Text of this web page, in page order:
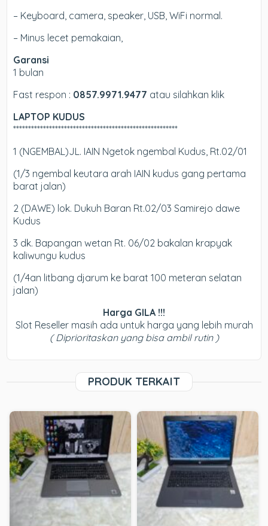
– Keyboard, camera, speaker, USB, WiFi normal.
– Minus lecet pemakaian,
Garansi
1 bulan
Fast respon : 0857.9971.9477 atau silahkan klik
LAPTOP KUDUS
*******************************************************
1 (NGEMBAL)JL. IAIN Ngetok ngembal Kudus, Rt.02/01
(1/3 ngembal keutara arah IAIN kudus gang pertama
barat jalan)
2 (DAWE) lok. Dukuh Baran Rt.02/03 Samirejo dawe
Kudus
3 dk. Bapangan wetan Rt. 06/02 bakalan krapyak
kaliwungu kudus
(1/4an litbang djarum ke barat 100 meteran selatan
jalan)
Harga GILA !!!
Slot Reseller masih ada untuk harga yang lebih murah
( Diprioritaskan yang bisa ambil rutin )
PRODUK TERKAIT